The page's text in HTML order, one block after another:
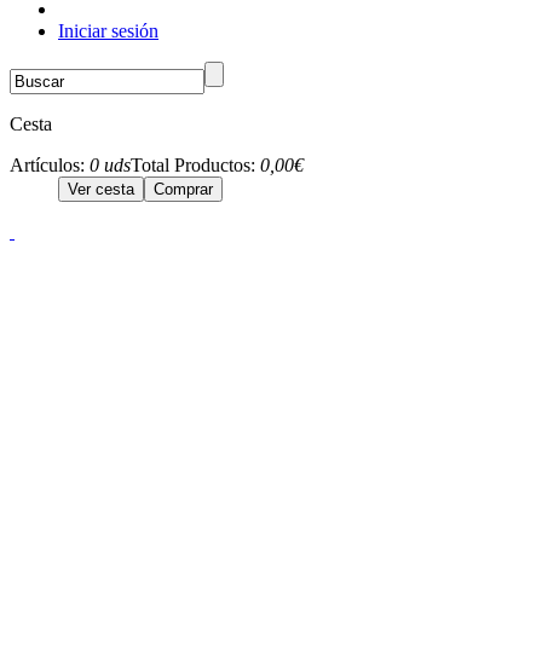
Iniciar sesión
Cesta
Artículos: 0 udsTotal Productos: 0,00€